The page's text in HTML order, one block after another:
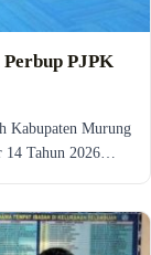
PJPK
Kabupaten Murung
14 Tahun 2026…